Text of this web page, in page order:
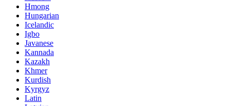
Hmong
Hungarian
Icelandic
Igbo
Javanese
Kannada
Kazakh
Khmer
Kurdish
Kyrgyz
Latin